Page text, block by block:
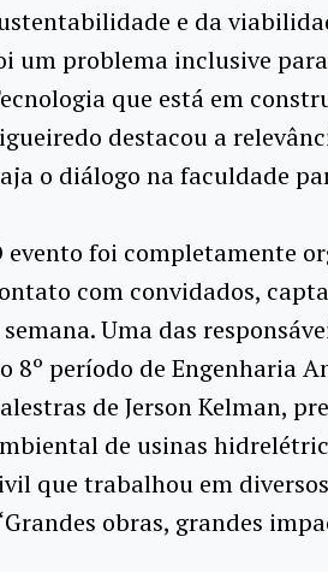
e da
um problema inclusive
que está em
destacou a
o diálogo na faculdade
evento foi completamente
com convidados,
semana. Uma das
8º período de Engenharia
de Jerson Kelman,
de usinas
que trabalhou em
obras, grandes